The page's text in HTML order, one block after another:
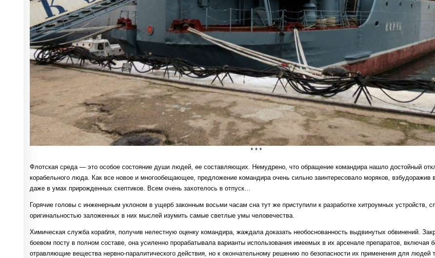
* * *
Флотская среда — это особое состояние души людей, ее составляющих. Немудрено, что обращение командира нашло достойный
корабельного люда. Как все новое и многообещающее, предложение командира очень сильно заинтересовало моряков, взбудоражив
даже в умах прирожденных скептиков. Всем очень захотелось в отпуск…
Горячие головы с инженерным уклоном в ущерб законным восьми часам сна тут же приступили к разработке хитроумных устройств,
оригинальностью заложенных в них мыслей изумить самые светлые умы человечества.
Химическая служба корабля, получив нелестную оценку командира, жаждала доказать необоснованность выдвинутых обвинений.
боевом посту в полном составе, она усиленно прорабатывала варианты использования имеемых в их арсенале препаратов, включая
отравляющие вещества нервно-паралитического действия, но к окончательному решению по безопасности их применения для людей